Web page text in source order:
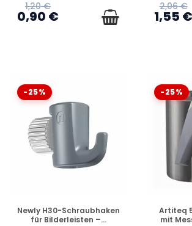
1,20 €
0,90 €
2,06 €
1,55 €
-25%
VERFÜGBAR
Newly H30-Schraubhaken
für Bilderleisten –...
-25%
Artiteq
mit